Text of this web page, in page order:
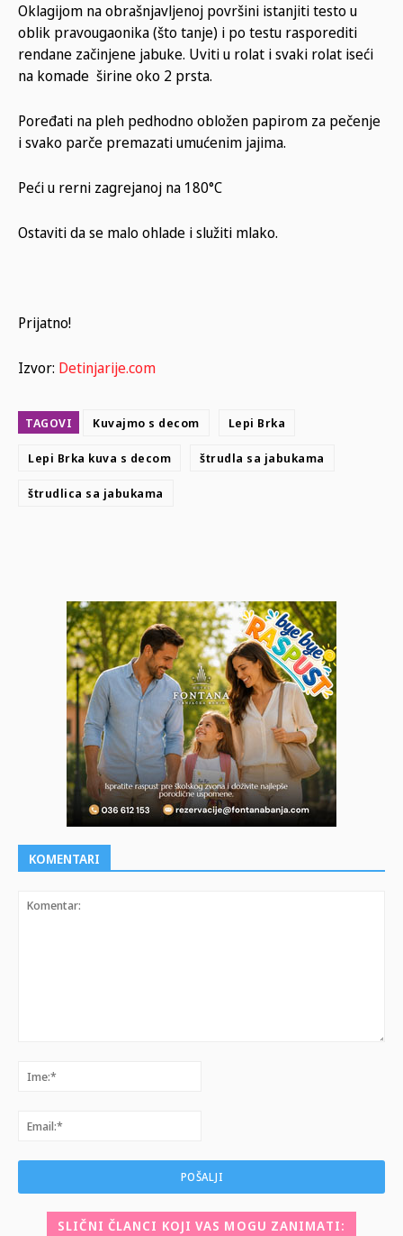
Oklagijom na obrašnjavljenoj površini istanjiti testo u
oblik pravougaonika (što tanje) i po testu rasporediti
rendane začinjene jabuke. Uviti u rolat i svaki rolat iseći
na komade širine oko 2 prsta.
Poređati na pleh pedhodno obložen papirom za pečenje
i svako parče premazati umućenim jajima.
Peći u rerni zagrejanoj na 180°C
Ostaviti da se malo ohlade i služiti mlako.
Prijatno!
Izvor: Detinjarije.com
TAGOVI Kuvajmo s decom Lepi Brka
Lepi Brka kuva s decom štrudla sa jabukama
štrudlica sa jabukama
KOMENTARI
SLIČNI ČLANCI KOJI VAS MOGU ZANIMATI: